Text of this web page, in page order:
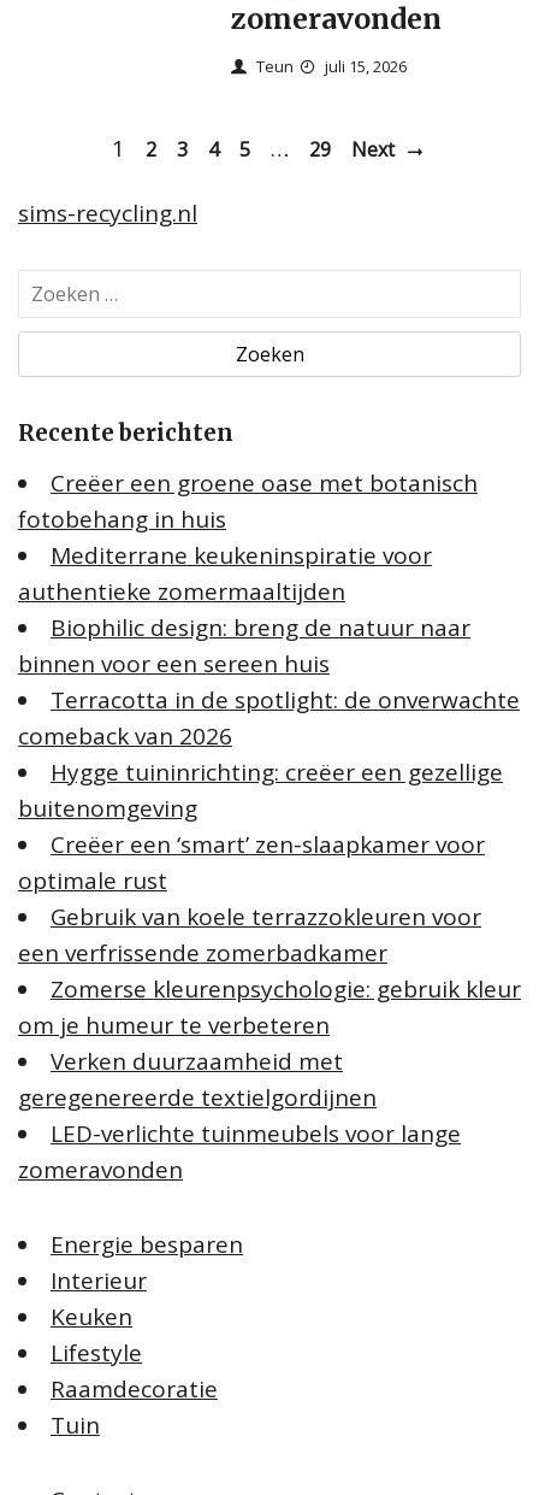
zomeravonden
Teun juli 15, 2026
1 2 3 4 5 … 29 Next
sims-recycling.nl
o
k
n
a
a
r
Recente berichten
Creëer een groene oase met botanisch
fotobehang in huis
Mediterrane keukeninspiratie voor
authentieke zomermaaltijden
Biophilic design: breng de natuur naar
binnen voor een sereen huis
Terracotta in de spotlight: de onverwachte
comeback van 2026
Hygge tuininrichting: creëer een gezellige
buitenomgeving
Creëer een ‘smart’ zen-slaapkamer voor
optimale rust
Gebruik van koele terrazzokleuren voor
een verfrissende zomerbadkamer
Zomerse kleurenpsychologie: gebruik kleur
om je humeur te verbeteren
Verken duurzaamheid met
geregenereerde textielgordijnen
LED-verlichte tuinmeubels voor lange
zomeravonden
Energie besparen
Interieur
Keuken
Lifestyle
Raamdecoratie
Tuin